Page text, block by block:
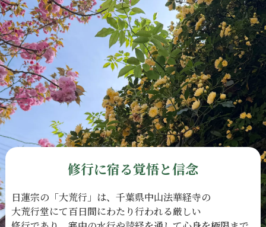
修行に宿る覚悟と信念
日蓮宗の 「大荒行」は、 千葉県中山法華経寺の
大荒行堂にて百日間にわたり行われる厳しい